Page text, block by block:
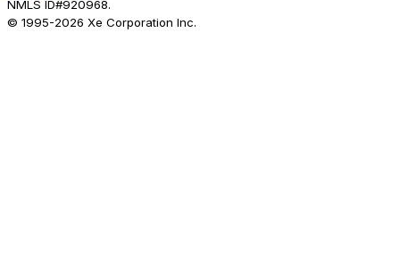
NMLS ID#920968.
© 1995-2026 Xe Corporation Inc.